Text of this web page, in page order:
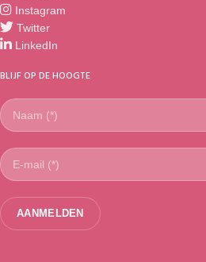
Instagram
Twitter
LinkedIn
BLIJF OP DE HOOGTE